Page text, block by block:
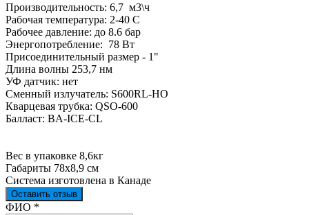
Производительность: 6,7 м3\ч
Рабочая температура: 2-40 С
Рабочее давление: до 8.6 бар
Энергопотребление: 78 Вт
Присоединительный размер - 1"
Длина волны 253,7 нм
УФ датчик: нет
Сменный излучатель: S600RL-HO
Кварцевая трубка: QSO-600
Балласт: BA-ICE-CL
Вес в упаковке 8,6кг
Габариты 78х8,9 см
Система изготовлена в Канаде
Оставить отзыв
Ваш отзыв был отправлен!
ФИО *